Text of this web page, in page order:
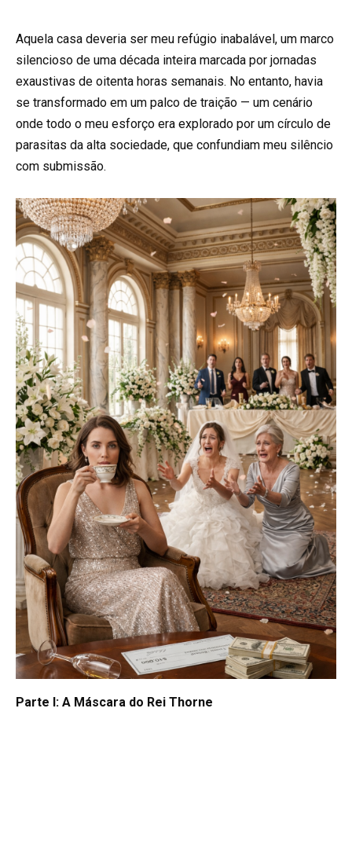
Aquela casa deveria ser meu refúgio inabalável, um marco
silencioso de uma década inteira marcada por jornadas
exaustivas de oitenta horas semanais. No entanto, havia
se transformado em um palco de traição — um cenário
onde todo o meu esforço era explorado por um círculo de
parasitas da alta sociedade, que confundiam meu silêncio
com submissão.
Parte I: A Máscara do Rei Thorne